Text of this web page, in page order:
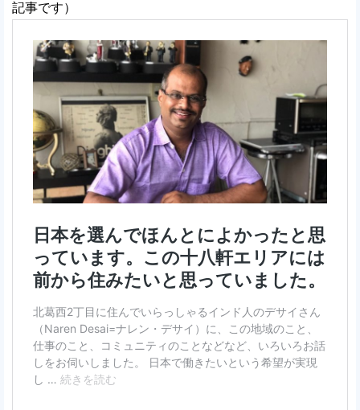
記事です）